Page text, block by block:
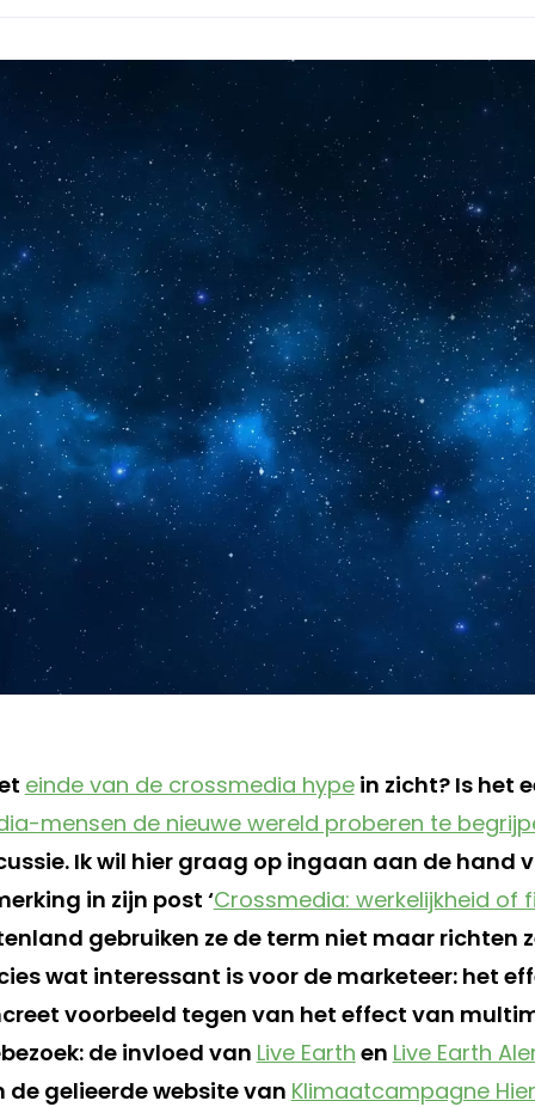
einde van de crossmedia hypein zicht? Is het
mensen de nieuwe wereld proberen te
Ik wil hier graag op ingaan aan de hand
in zijn post ‘Crossmedia: werkelijkheid of
gebruiken ze de term niet maar richten
wat interessant is voor de marketeer: het
voorbeeld tegen van het effect van
de invloed van Live Earth en Live Earth
de gelieerde website van Klimaatcampagne Hier